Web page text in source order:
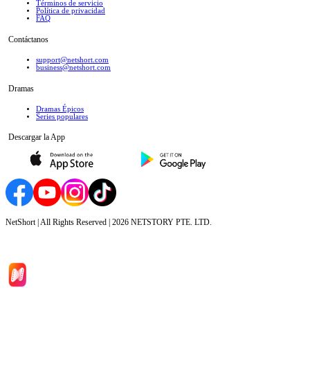
Términos de servicio
Política de privacidad
FAQ
Contáctanos
support@netshort.com
business@netshort.com
Dramas
Dramas Épicos
Series populares
Descargar la App
NetShort | All Rights Reserved | 2026 NETSTORY PTE. LTD.